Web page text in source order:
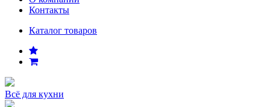
Контакты
Каталог товаров
Всё для кухни